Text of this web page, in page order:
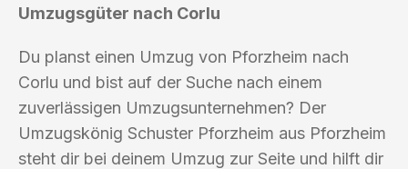
Umzugsgüter nach Corlu
Du planst einen Umzug von Pforzheim nach
Corlu und bist auf der Suche nach einem
zuverlässigen Umzugsunternehmen? Der
Umzugskönig Schuster Pforzheim aus Pforzheim
steht dir bei deinem Umzug zur Seite und hilft dir